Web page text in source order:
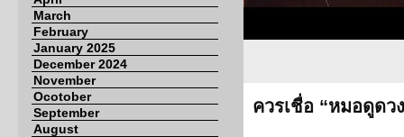
March
February
January 2025
December 2024
November
Ocotober
September
August
ควรเชื่อ “หมอดูดว